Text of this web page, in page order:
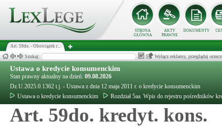
STRONA
GŁÓWNA
AKTY
PRAWNE
DOKUMENTY
Art. 59do. - Obowiązek r...
Szukaj: Wyłącz reklamy, przeglądaj
Ustawa o kredycie konsumenckim
Stan prawny aktualny na dzień: 09.08.2026
Dz.U.2025.0.1362 t.j. - Ustawa z dnia 12 maja 2011 r. o kredycie konsumenckim
Ustawa o kredycie konsumenckim
Rozdział 5aa. Wpis do rejestru pośredników
Art. 59do. kredyt. kons.